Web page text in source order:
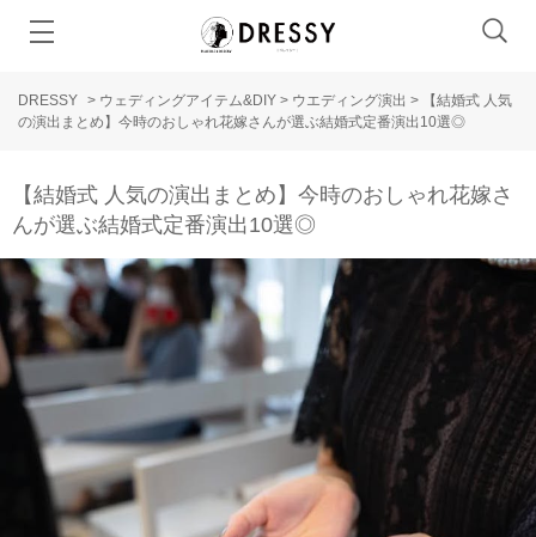
DRESSY > ウェディングアイテム&DIY > ウエディング演出 >
【結婚式 人気
の演出まとめ】今時のおしゃれ花嫁さんが選ぶ結婚式定番演出10選◎
【結婚式 人気の演出まとめ】今時のおしゃれ花嫁さ
んが選ぶ結婚式定番演出10選◎